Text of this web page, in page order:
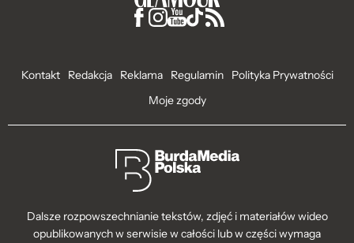
Kontakt Redakcja Reklama Regulamin
Polityka Prywatności
Moje zgody
Dalsze rozpowszechnianie tekstów, zdjęć i materiałów wideo
opublikowanych w serwisie w całości lub w części wymaga